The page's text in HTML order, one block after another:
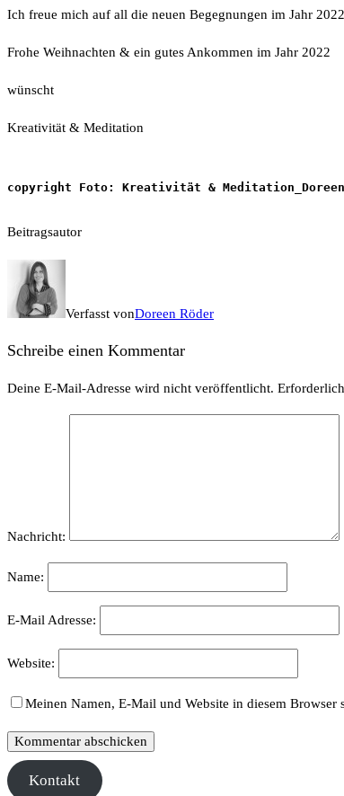
Ich freue mich auf all die neuen Begegnungen im Jahr
Frohe Weihnachten & ein gutes Ankommen im Jahr 2022
wünscht
Kreativität & Meditation
copyright Foto: Kreativität & Meditation_Doreen
Beitragsautor
Verfasst vonDoreen Röder
Schreibe einen Kommentar
Deine E-Mail-Adresse wird nicht veröffentlicht.
Nachricht:
Name:
E-Mail Adresse:
Website:
Meinen Namen, E-Mail und Website in diesem
Kontakt